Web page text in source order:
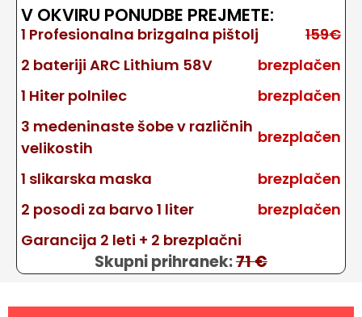
V OKVIRU PONUDBE PREJMETE:
1 Profesionalna brizgalna pištolj
159€
2 bateriji ARC Lithium 58V
brezplačen
1 Hiter polnilec
brezplačen
3 medeninaste šobe v različnih
velikostih
brezplačen
1 slikarska maska
brezplačen
2 posodi za barvo 1 liter
brezplačen
Garancija 2 leti + 2 brezplačni
Skupni prihranek:71 €